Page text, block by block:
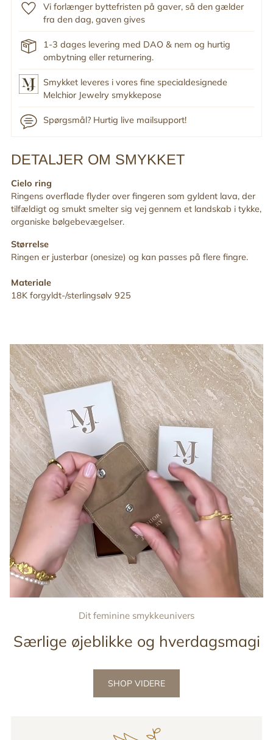
Vi forlænger byttefristen på gaver, så den gælder
fra den dag, gaven gives
1-3 dages levering med DAO & nem og hurtig
ombytning eller returnering.
Smykket leveres i vores fine specialdesignede
Melchior Jewelry smykkepose
Spørgsmål? Hurtig live mailsupport!
Tilføj
til
din
indkøbskurv
DETALJER OM SMYKKET
Cielo ring
Ringens overflade flyder over fingeren som gyldent lava, der
tilfældigt og smukt smelter sig vej gennem et landskab i tykke,
organiske bølgebevægelser.
Størrelse
Ringen er justerbar (onesize) og kan passes på flere fingre.
Materiale
18K forgyldt-/sterlingsølv 925
Dit feminine smykkeunivers
Særlige øjeblikke og hverdagsmagi
SHOP VIDERE